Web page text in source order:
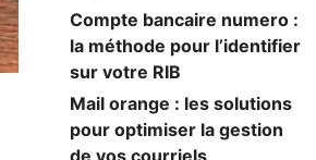
Compte bancaire numero :
la méthode pour l’identifier
sur votre RIB
Mail orange : les solutions
pour optimiser la gestion
de vos courriels